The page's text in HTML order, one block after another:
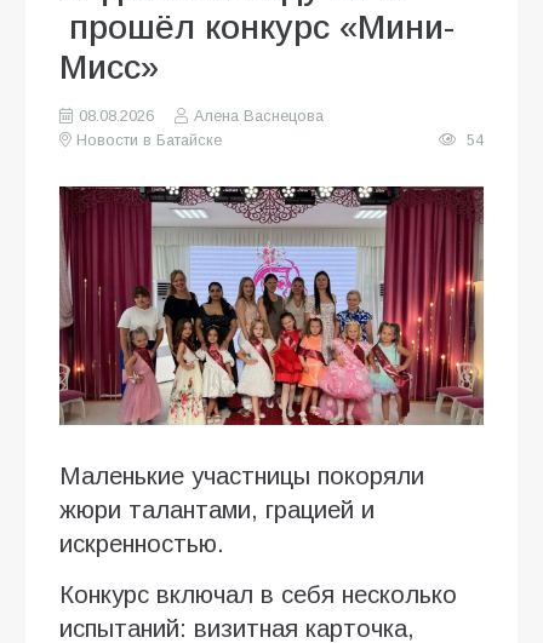
прошёл конкурс «Мини-
Мисс»
08.08.2026
Алена Васнецова
Новости в Батайске
54
Маленькие участницы покоряли
жюри талантами, грацией и
искренностью.
Конкурс включал в себя несколько
испытаний: визитная карточка,